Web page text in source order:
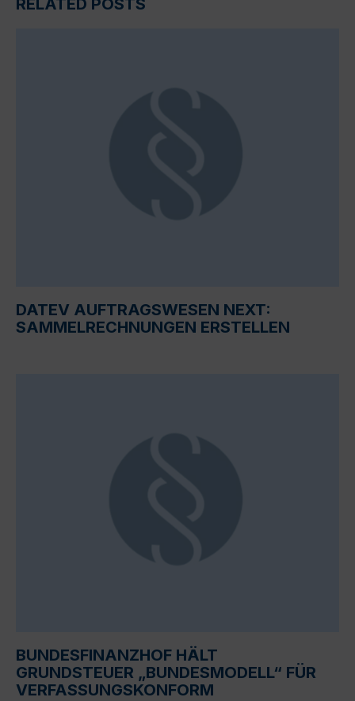
DATEV AUFTRAGSWESEN NEXT:
SAMMELRECHNUNGEN ERSTELLEN
BUNDESFINANZHOF HÄLT
GRUNDSTEUER „BUNDESMODELL“ FÜR
VERFASSUNGSKONFORM